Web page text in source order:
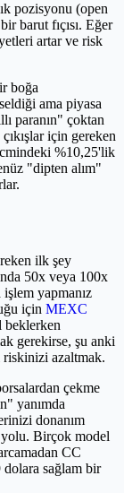
pozisyonu (open
barut fıçısı. Eğer
artar ve risk
boğa
ama piyasa
paranın" çoktan
çıkışlar için gereken
%10,25'lik
"dipten alım"
ilk şey
50x veya 100x
yapmanız
için MEXC
beklerken
gerekirse, şu anki
riskinizi azaltmak.
çekme
yanımda
donanım
yolu. Birçok model
CC
sağlam bir